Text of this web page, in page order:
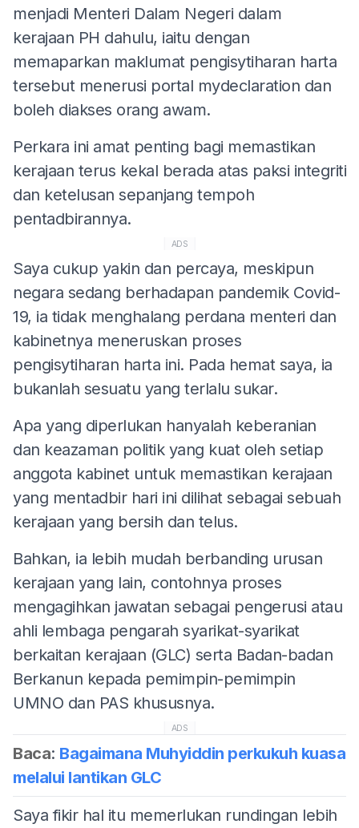
menjadi Menteri Dalam Negeri dalam
kerajaan PH dahulu, iaitu dengan
memaparkan maklumat pengisytiharan harta
tersebut menerusi portal mydeclaration dan
boleh diakses orang awam.
Perkara ini amat penting bagi memastikan
kerajaan terus kekal berada atas paksi integriti
dan ketelusan sepanjang tempoh
pentadbirannya.
ADS
Saya cukup yakin dan percaya, meskipun
negara sedang berhadapan pandemik Covid-
19, ia tidak menghalang perdana menteri dan
kabinetnya meneruskan proses
pengisytiharan harta ini. Pada hemat saya, ia
bukanlah sesuatu yang terlalu sukar.
Apa yang diperlukan hanyalah keberanian
dan keazaman politik yang kuat oleh setiap
anggota kabinet untuk memastikan kerajaan
yang mentadbir hari ini dilihat sebagai sebuah
kerajaan yang bersih dan telus.
Bahkan, ia lebih mudah berbanding urusan
kerajaan yang lain, contohnya proses
mengagihkan jawatan sebagai pengerusi atau
ahli lembaga pengarah syarikat-syarikat
berkaitan kerajaan (GLC) serta Badan-badan
Berkanun kepada pemimpin-pemimpin
UMNO dan PAS khususnya.
ADS
Baca: Bagaimana Muhyiddin perkukuh kuasa
melalui lantikan GLC
Saya fikir hal itu memerlukan rundingan lebih